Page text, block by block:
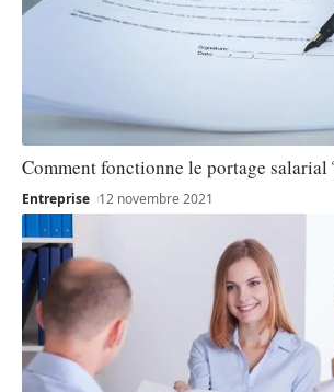
Comment fonctionne le portage salarial
Entreprise 12 novembre 2021